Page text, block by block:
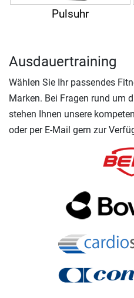
Pulsuhr
Ausdauertraining
Wählen Sie Ihr passendes
Marken. Bei Fragen rund um
stehen Ihnen unsere
oder per E-Mail gern zur